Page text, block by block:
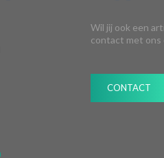
Wil jij ook een
contact met ons
CONTACT